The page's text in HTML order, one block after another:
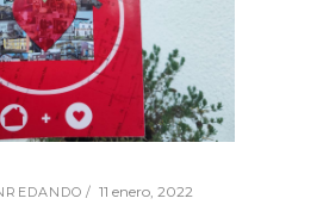
11 enero, 2022